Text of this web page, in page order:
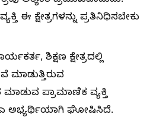
ಈ ಕ್ಷೇತ್ರಗಳನ್ನು ಪ್ರತಿನಿಧಿಸಬೇಕು
ಶಿಕ್ಷಣ ಕ್ಷೇತ್ರದಲ್ಲಿ
ಮಾಡುತ್ತಿರುವ
ಪ್ರಾಮಾಣಿಕ ವ್ಯಕ್ತಿ
ಅಭ್ಯರ್ಥಿಯಾಗಿ ಘೋಷಿಸಿದೆ.